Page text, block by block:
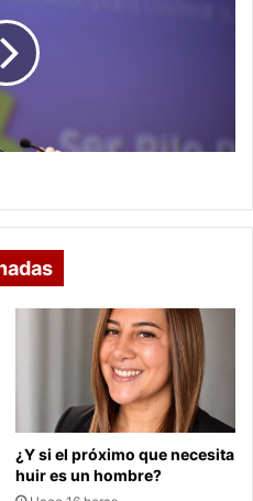
¿Y si el próximo que necesita
huir es un hombre?